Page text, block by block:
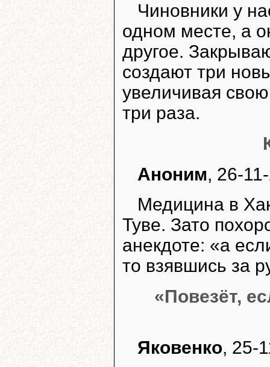
Чиновники у
одном месте, а
другое.
создают три
увеличивая
три раза.
Аноним, 26-
Медицина в
Туве. Зато
анекдоте: «а
то взявшись за
«Повезёт,
Яковенко, 25-